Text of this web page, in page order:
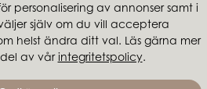
personalisering av annonser samt i
själv om du vill acceptera
helst ändra ditt val. Läs gärna mer
av vår integritetspolicy.